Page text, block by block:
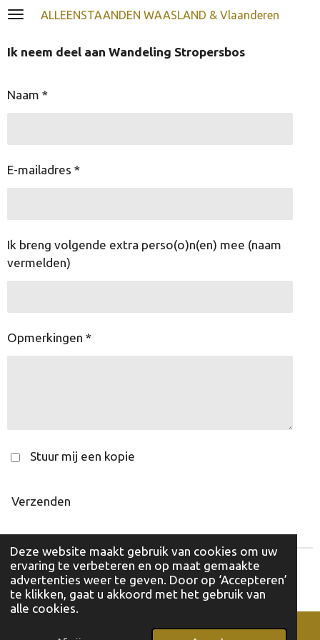
Deze website maakt gebruik van cookies om uw
ervaring te verbeteren en op maat gemaakte
advertenties weer te geven. Door op ‘Accepteren’
te klikken, gaat u akkoord met het gebruik van
alle cookies.
Ga
naar
ALLEENSTAANDEN WAASLAND & Vlaanderen
Ik neem deel aan Wandeling Stropersbos
Naam *
E-mailadres *
Ik breng volgende extra perso(o)n(en) mee (naam
vermelden)
Opmerkingen *
Stuur mij een kopie
Verzenden
© 2025 - 2026 Alleenstaanden Waasland
Powered byJouwWeb